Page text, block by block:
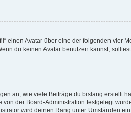
einen Avatar über eine der folgenden
du keinen Avatar benutzen kannst,
an, wie viele Beiträge du bislang erstellt
der Board-Administration festgelegt
wird deinen Rang unter Umständen